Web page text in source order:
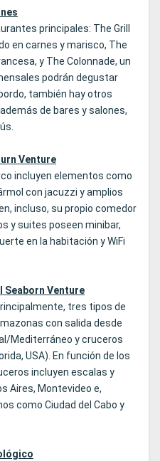
principales: The Grill
en carnes y marisco, The
y The Colonnade, un
podrán degustar
también hay otros
de bares y salones,
Venture
incluyen elementos como
con jacuzzi y amplios
incluso, su propio comedor
y suites poseen minibar,
en la habitación y WiFi
Seaborn Venture
tres tipos de
con salida desde
Mediterráneo y cruceros
USA). En función de los
incluyen escalas y
Aires, Montevideo e,
como Ciudad del Cabo y